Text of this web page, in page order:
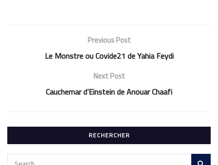
Previous Post
Le Monstre ou Covide21 de Yahia Feydi
Next Post
Cauchemar d’Einstein de Anouar Chaafi
RECHERCHER